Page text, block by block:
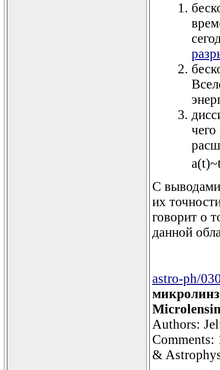
C
их
говорит о
данной
astro-ph/
Authors:
Comments:
&